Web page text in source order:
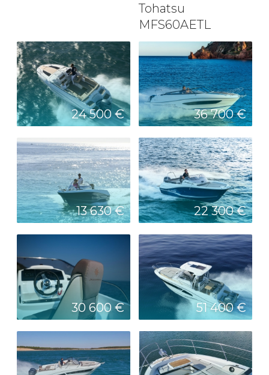
Tohatsu
MFS60AETL
24 500 € 36 700 €
13 630 € 22 300 €
30 600 € 51 400 €